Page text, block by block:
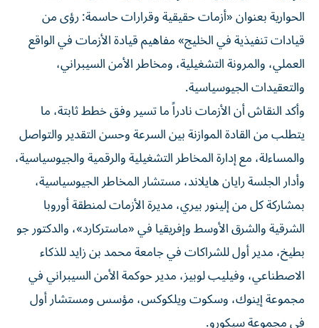
الحوارية بعنوان «أزمات حقيقية وقرارات حاسمة: رؤى من
قيادات تنفيذية في الخليج» مفاهيم قيادة الأزمات في الواقع
العملي، والمرونة التشغيلية، ومخاطر الأمن السيبراني،
والتعقيدات الجيوسياسية.
وأكد النقاش أن الأزمات نادراً ما تسير وفق خطط ثابتة، ما
يتطلب من القادة الموازنة بين السرعة وحسن التقدير والتواصل
والمساءلة، مع إدارة المخاطر التشغيلية والرقمية والجيوسياسية،
وأدار الجلسة رايان هايلاند، مستشار المخاطر الجيوسياسية،
بمشاركة كل من إلينور بيري، مديرة الأزمات لمنطقة أوروبا
الشرقية والشرق الأوسط وإفريقيا في «ماستركارد»، والدكتور جو
بطيخ، مدير أول للشراكات في جامعة محمد بن زايد للذكاء
الاصطناعي، وفيليب لوبيز، مدير حوكمة الأمن السيبراني في
مجموعة إينوك، وسكوت ويلكوكس، مؤسس ومستشار أول